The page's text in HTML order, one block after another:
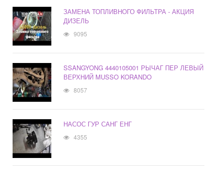
ЗАМЕНА ТОПЛИВНОГО ФИЛЬТРА - АКЦИЯ
ДИЗЕЛЬ
9095
SSANGYONG 4440105001 РЫЧАГ ПЕР ЛЕВЫЙ
ВЕРХНИЙ MUSSO KORANDO
8057
НАСОС ГУР САНГ ЕНГ
4355